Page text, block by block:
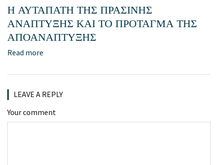
Η ΑΥΤΑΠΑΤΗ ΤΗΣ ΠΡΑΣΙΝΗΣ
ΑΝΑΠΤΥΞΗΣ ΚΑΙ ΤΟ ΠΡΟΤΑΓΜΑ ΤΗΣ
ΑΠΟΑΝΑΠΤΥΞΗΣ
Read more
LEAVE A REPLY
Your comment